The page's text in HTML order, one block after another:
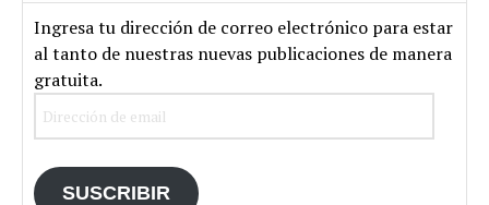
Ingresa tu dirección de correo electrónico para estar
al tanto de nuestras nuevas publicaciones de manera
gratuita.
SUSCRIBIR